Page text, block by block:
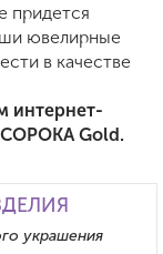
придется
ювелирные
в качестве
интернет-
Gold.
украшения